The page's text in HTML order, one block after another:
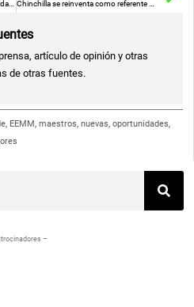
artículo de opinión y otras
de otras fuentes.
EEMM ,maestros ,nuevas ,oportunidades
–